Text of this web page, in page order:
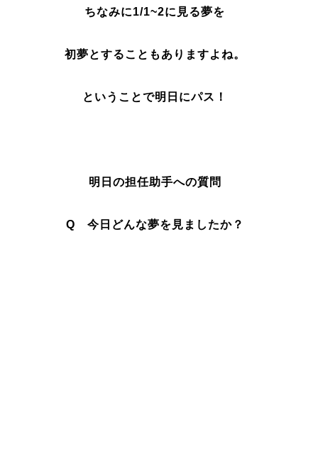
ちなみに1/1~2に見る夢を
初夢とすることもありますよね。
ということで明日にパス！
明日の担任助手への質問
Q 今日どんな夢を見ましたか？